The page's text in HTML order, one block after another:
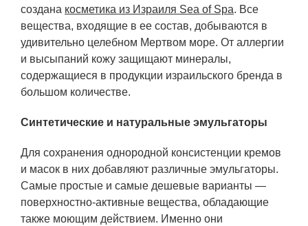
создана косметика из Израиля Sea of Spa. Все
вещества, входящие в ее состав, добываются в
удивительно целебном Мертвом море. От аллергии
и высыпаний кожу защищают минералы,
содержащиеся в продукции израильского бренда в
большом количестве.
Синтетические и натуральные эмульгаторы
Для сохранения однородной консистенции кремов
и масок в них добавляют различные эмульгаторы.
Самые простые и самые дешевые варианты —
поверхностно-активные вещества, обладающие
также моющим действием. Именно они